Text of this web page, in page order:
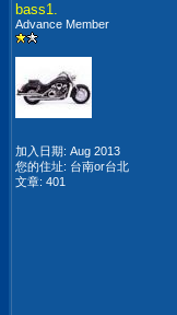
bass1.
Advance Member
加入日期: Aug 2013
您的住址: 台南or台北
文章: 401